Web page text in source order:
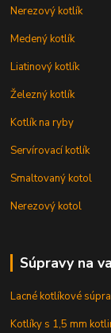
Nerezový kotlík
Medený kotlík
Liatinový kotlík
Železný kotlík
Kotlík na ryby
Servírovací kotlík
Smaltovaný kotol
Nerezový kotol
Súpravy na
Lacné kotlíkové
Kotlíky s 1,5 mm